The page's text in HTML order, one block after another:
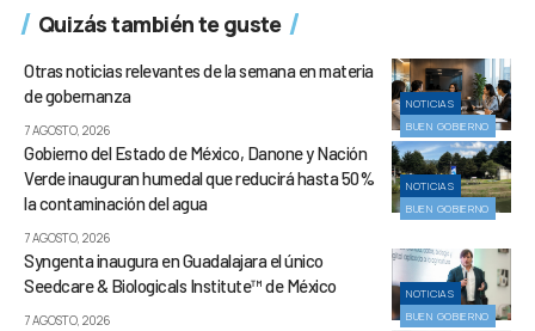
Quizás también te guste
NOTICIAS
BUEN GOBIERNO
Otras noticias relevantes de la semana en materia
de gobernanza
7 AGOSTO, 2026
NOTICIAS
BUEN GOBIERNO
Gobierno del Estado de México, Danone y Nación
Verde inauguran humedal que reducirá hasta 50%
la contaminación del agua
7 AGOSTO, 2026
NOTICIAS
BUEN GOBIERNO
Syngenta inaugura en Guadalajara el único
Seedcare & Biologicals Institute™ de México
7 AGOSTO, 2026